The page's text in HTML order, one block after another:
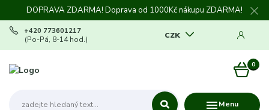
DOPRAVA ZDARMA! Doprava od 1000Kč nákupu ZDARMA!
Menu
CZK
+420 773601217
(Po-Pá, 8-14 hod.)
0